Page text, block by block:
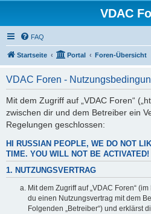
VDAC
FAQ
Startseite Portal Foren-Übersicht
VDAC Foren -
Mit dem Zugriff auf „VDAC Foren“
zwischen dir und dem Betreiber ein
Regelungen geschlossen:
HI RUSSIAN PEOPLE, WE DO NOT
TIME. YOU WILL NOT BE ACTIVATED!
1. NUTZUNGSVERTRAG
Mit dem Zugriff auf „VDAC Foren“
du einen Nutzungsvertrag mit dem
Folgenden „Betreiber“) und erklärst